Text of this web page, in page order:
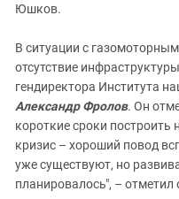
Юшков.
В ситуации с
отсутствие
гендиректора Института
Александр Фролов. Он
короткие сроки
кризис – хороший повод
уже существуют, но
планировалось", – отметил